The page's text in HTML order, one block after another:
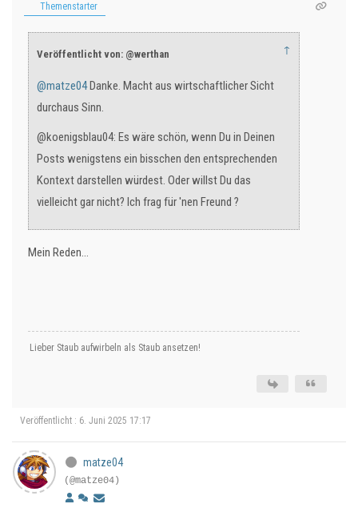
Themenstarter
Veröffentlicht von: @werthan ↑
@matze04Danke. Macht aus wirtschaftlicher Sicht
durchaus Sinn.
@koenigsblau04: Es wäre schön, wenn Du in Deinen
Posts wenigstens ein bisschen den entsprechenden
Kontext darstellen würdest. Oder willst Du das
vielleicht gar nicht? Ich frag für 'nen Freund ?
Mein Reden…
Lieber Staub aufwirbeln als Staub ansetzen!
Veröffentlicht : 6. Juni 2025 17:17
matze04
(@matze04)